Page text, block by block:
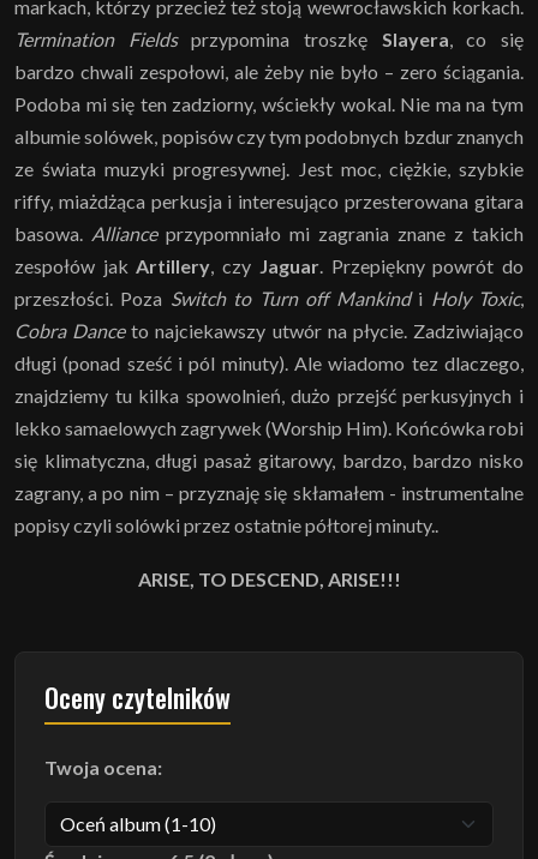
markach, którzy przecież też stoją wewrocławskich korkach.
Termination Fieldsprzypomina troszkę Slayera , co się
bardzo chwali zespołowi, ale żeby nie było – zero ściągania.
Podoba mi się ten zadziorny, wściekły wokal. Nie ma na tym
albumie solówek, popisów czy tym podobnych bzdur znanych
ze świata muzyki progresywnej. Jest moc, ciężkie, szybkie
riffy, miażdżąca perkusja i interesująco przesterowana gitara
basowa. Allianceprzypomniało mi zagrania znane z takich
zespołów jak Artillery , czy Jaguar. Przepiękny powrót do
przeszłości. Poza Switch to Turn off Mankindi Holy Toxic,
Cobra Danceto najciekawszy utwór na płycie. Zadziwiająco
długi (ponad sześć i pól minuty). Ale wiadomo tez dlaczego,
znajdziemy tu kilka spowolnień, dużo przejść perkusyjnych i
lekko samaelowych zagrywek (Worship Him). Końcówka robi
się klimatyczna, długi pasaż gitarowy, bardzo, bardzo nisko
zagrany, a po nim – przyznaję się skłamałem - instrumentalne
popisy czyli solówki przez ostatnie półtorej minuty..
ARISE, TO DESCEND, ARISE!!!
Oceny czytelników
Twoja ocena: